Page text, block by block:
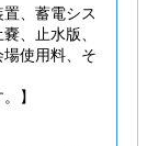
、蓄電シス
、止水版、
使用料、そ
】